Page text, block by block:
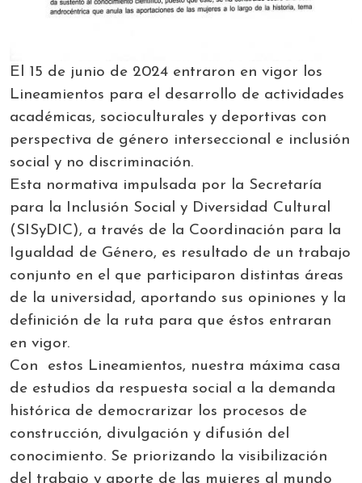
El 15 de junio de 2024 entraron en vigor los
Lineamientos para el desarrollo de actividades
académicas, socioculturales y deportivas con
perspectiva de género interseccional e inclusión
social y no discriminación.
Esta normativa impulsada por la Secretaría
para la Inclusión Social y Diversidad Cultural
(SISyDIC), a través de la Coordinación para la
Igualdad de Género, es resultado de un trabajo
conjunto en el que participaron distintas áreas
de la universidad, aportando sus opiniones y la
definición de la ruta para que éstos entraran
en vigor.
Con estos Lineamientos, nuestra máxima casa
de estudios da respuesta social a la demanda
histórica de democrarizar los procesos de
construcción, divulgación y difusión del
conocimiento. Se priorizando la visibilización
del trabajo y aporte de las mujeres al mundo